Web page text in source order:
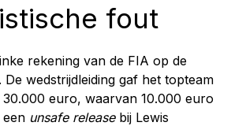
fout
rekening van de FIA op de
De wedstrijdleiding gaf het topteam
euro, waarvan 10.000 euro
unsafe release bij Lewis